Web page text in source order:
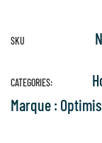
SKU
CATEGORIES:
Marque :